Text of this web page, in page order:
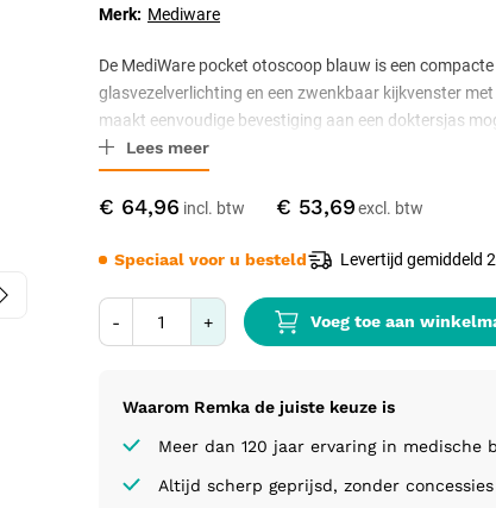
€ 64,96 € 53,69
- + Voeg toe aan
Merk: Mediware
Waarom Remka de juiste keuze is
Meer dan 120 jaar ervaring in medische
Altijd scherp geprijsd, zonder
Speciaal voor u besteld Levertijd gemiddeld
De MediWare pocket otoscoop blauw is een
glasvezelverlichting en een zwenkbaar kijkvenster
maakt eenvoudige bevestiging aan een doktersjas
oortrechters in een dispenserbuis (5 x 2,5 mm en 5 x 4
batterijen.
Lees meer